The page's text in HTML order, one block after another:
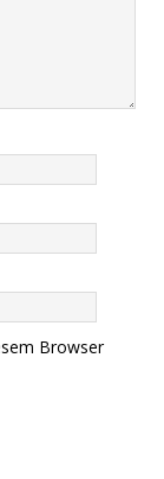
Browser